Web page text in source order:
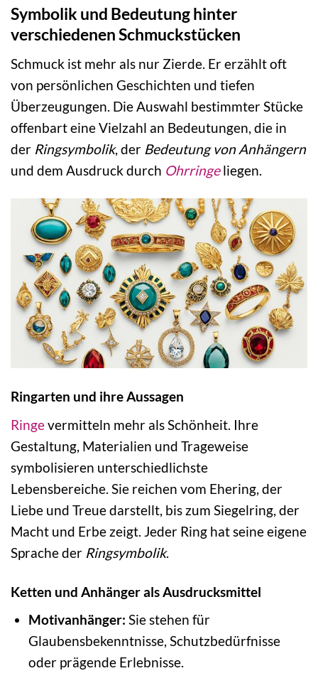
Symbolik und Bedeutung hinter
verschiedenen Schmuckstücken
Schmuck ist mehr als nur Zierde. Er erzählt oft
von persönlichen Geschichten und tiefen
Überzeugungen. Die Auswahl bestimmter Stücke
offenbart eine Vielzahl an Bedeutungen, die in
der Ringsymbolik, der Bedeutung von Anhängern
und dem Ausdruck durch Ohrringeliegen.
Ringarten und ihre Aussagen
Ringevermitteln mehr als Schönheit. Ihre
Gestaltung, Materialien und Trageweise
symbolisieren unterschiedlichste
Lebensbereiche. Sie reichen vom Ehering, der
Liebe und Treue darstellt, bis zum Siegelring, der
Macht und Erbe zeigt. Jeder Ring hat seine eigene
Sprache der Ringsymbolik.
Ketten und Anhänger als Ausdrucksmittel
Motivanhänger: Sie stehen für
Glaubensbekenntnisse, Schutzbedürfnisse
oder prägende Erlebnisse.